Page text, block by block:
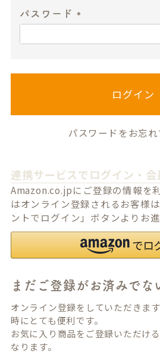
パスワード
必
ログイン
パスワードをお忘れ
連携サービスでログイン・会
Amazon.co.jpにご登録の情報を
はオンライン登録されるお客様
ントでログイン」ボタンよりお進
まだご登録がお済みでな
オンライン登録をしていただきま
時にとても便利です。
お気に入り商品をご登録いただけ
なります。